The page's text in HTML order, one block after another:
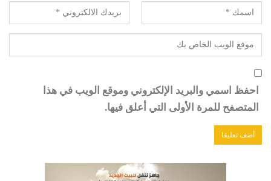
احفظ اسمي والبريد الإلكتروني وموقع الويب في هذا
المتصفح للمرة الأولى التي أعلق فيها.